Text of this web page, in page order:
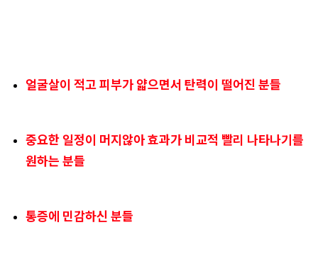
얼굴살이 적고 피부가 얇으면서 탄력이 떨어진 분들
중요한 일정이 머지않아 효과가 비교적 빨리 나타나기를
원하는 분들
통증에 민감하신 분들